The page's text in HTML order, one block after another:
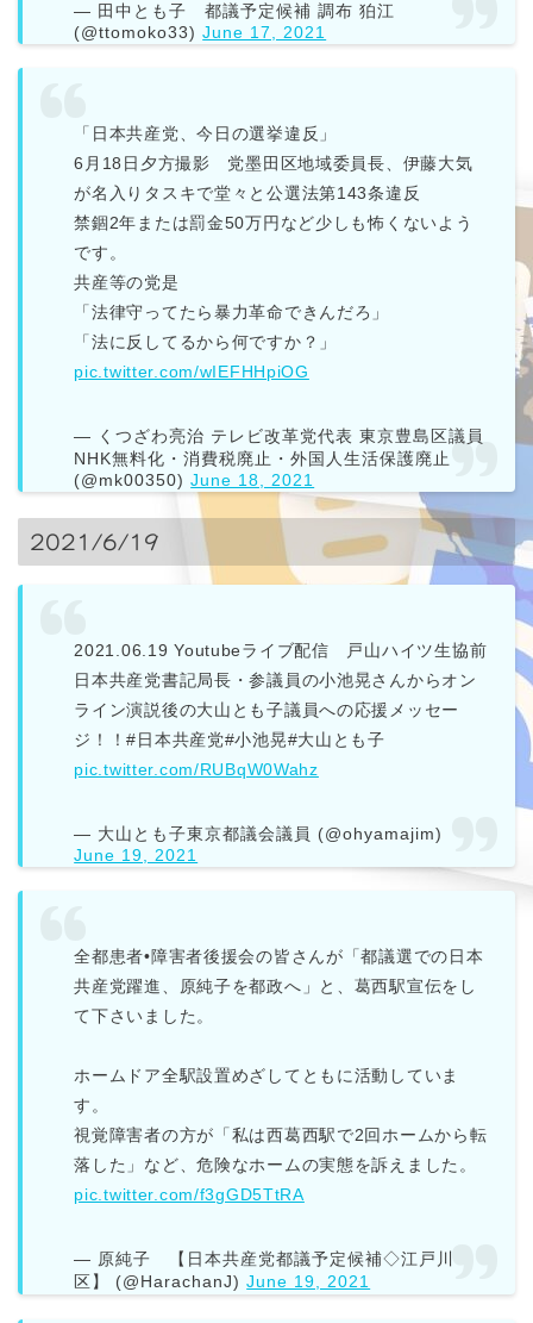
— 田中とも子 都議予定候補 調布 狛江
(@ttomoko33)June 17, 2021
「日本共産党、今日の選挙違反」
6月18日夕方撮影 党墨田区地域委員長、伊藤大気
が名入りタスキで堂々と公選法第143条違反
禁錮2年または罰金50万円など少しも怖くないよう
です。
共産等の党是
「法律守ってたら暴力革命できんだろ」
「法に反してるから何ですか？」
pic.twitter.com/wIEFHHpiOG
— くつざわ亮治 テレビ改革党代表 東京豊島区議員
NHK無料化・消費税廃止・外国人生活保護廃止
(@mk00350)June 18, 2021
2021/6/19
2021.06.19 Youtubeライブ配信 戸山ハイツ生協前
日本共産党書記局長・参議員の小池晃さんからオン
ライン演説後の大山とも子議員への応援メッセー
ジ！！#日本共産党#小池晃#大山とも子
pic.twitter.com/RUBqW0Wahz
— 大山とも子東京都議会議員 (@ohyamajim)
June 19, 2021
全都患者•障害者後援会の皆さんが「都議選での日本
共産党躍進、原純子を都政へ」と、葛西駅宣伝をし
て下さいました。
ホームドア全駅設置めざしてともに活動していま
す。
視覚障害者の方が「私は西葛西駅で2回ホームから転
落した」など、危険なホームの実態を訴えました。
pic.twitter.com/f3gGD5TtRA
— 原純子 【日本共産党都議予定候補◇江戸川
区】 (@HarachanJ)June 19, 2021